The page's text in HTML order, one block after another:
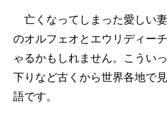
亡くなってしまった愛しい
のオルフェオとエウリディー
ゃるかもしれません。こうい
下りなど古くから世界各地で
語です。